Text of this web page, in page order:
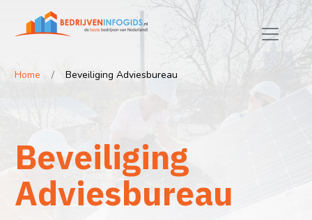
Home Beveiliging Adviesbureau
Beveiliging
Adviesbureau